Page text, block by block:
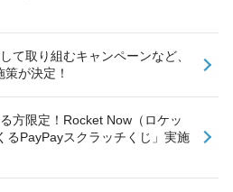
て取り組むキャンペーンなど、
が決定！
方限定！Rocket Now（ロケッ
るPayPayスクラッチくじ」実施